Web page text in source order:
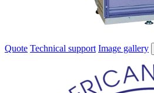
Quote Technical support Image gallery